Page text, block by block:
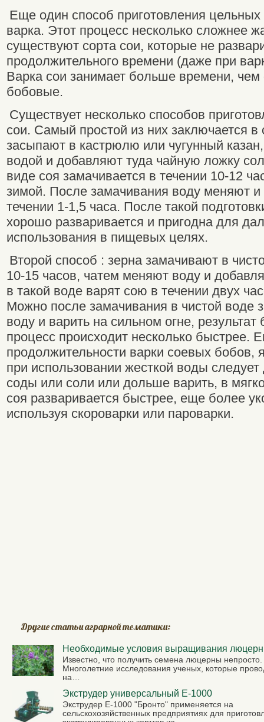
Еще один способ приготовления
варка. Этот процесс несколько сложнее
существуют сорта сои, которые не
продолжительного времени (даже при
Варка сои занимает больше времени, чем
бобовые.
Существует несколько способов
сои. Самый простой из них заключается
засыпают в кастрюлю или чугунный
водой и добавляют туда чайную ложку
виде соя замачивается в течении 10-12
зимой. После замачивания воду меняют и
течении 1-1,5 часа. После такой
хорошо разваривается и пригодна для
использования в пищевых целях.
Второй способ : зерна замачивают в
10-15 часов, чатем меняют воду и
в такой воде варят сою в течении двух
Можно после замачивания в чистой воде
воду и варить на сильном огне, результат
процесс происходит несколько быстрее.
продолжительности варки соевых бобов,
при использовании жесткой воды
соды или соли или дольше варить, в
соя разваривается быстрее, еще более
используя скороварки или пароварки.
Другие статьи аграрной тематики:
Необходимые условия выращивания
Известно, что получить семена люцерны непросто.
Многолетние исследования ученых, которые
на…
Экструдер универсальный Е-1000
Экструдер Е-1000 "Бронто" применяется на
сельскохозяйственных предприятиях для